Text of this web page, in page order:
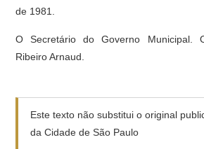
de 1981.
O Secretário do Governo Municipal.
Ribeiro Arnaud.
Este texto não substitui o original
da Cidade de São Paulo